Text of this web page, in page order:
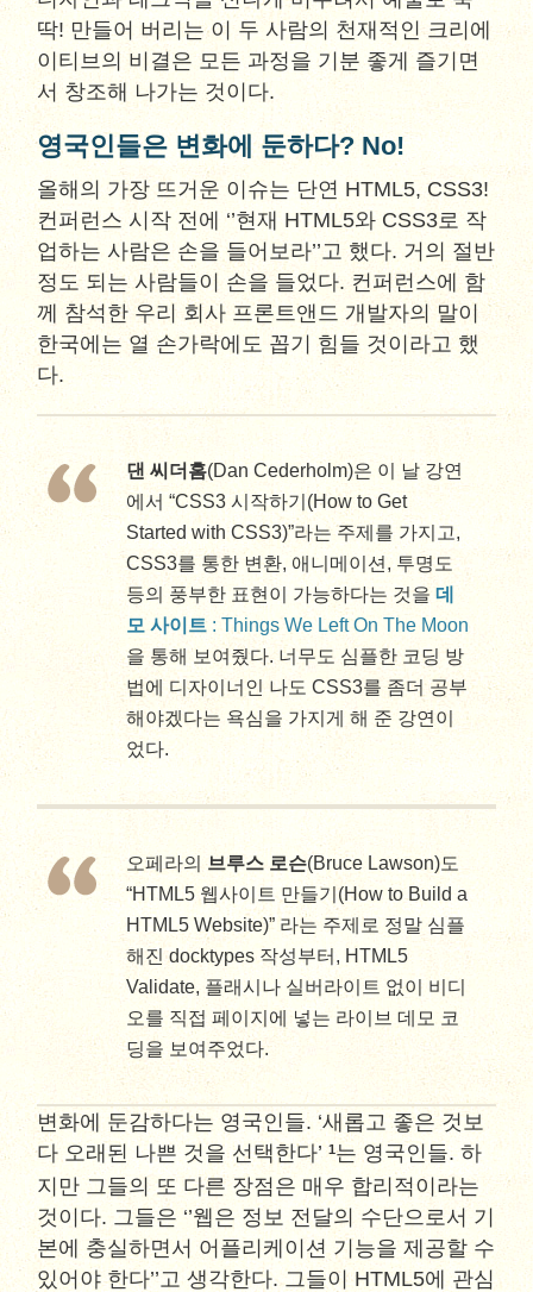
딱! 만들어 버리는 이 두 사람의 천재적인 크리에
이티브의 비결은 모든 과정을 기분 좋게 즐기면
서 창조해 나가는 것이다.
영국인들은 변화에 둔하다? No!
올해의 가장 뜨거운 이슈는 단연 HTML5, CSS3!
컨퍼런스 시작 전에 ‘’현재 HTML5와 CSS3로 작
업하는 사람은 손을 들어보라’’고 했다. 거의 절반
정도 되는 사람들이 손을 들었다. 컨퍼런스에 함
께 참석한 우리 회사 프론트앤드 개발자의 말이
한국에는 열 손가락에도 꼽기 힘들 것이라고 했
다.
댄 씨더홈(Dan Cederholm)은 이 날 강연
에서 “CSS3 시작하기(How to Get
Started with CSS3)”라는 주제를 가지고,
CSS3를 통한 변환, 애니메이션, 투명도
등의 풍부한 표현이 가능하다는 것을데
모 사이트 : Things We Left On The Moon
을 통해 보여줬다. 너무도 심플한 코딩 방
법에 디자이너인 나도 CSS3를 좀더 공부
해야겠다는 욕심을 가지게 해 준 강연이
었다.
오페라의브루스 로슨(Bruce Lawson)도
“HTML5 웹사이트 만들기(How to Build a
HTML5 Website)” 라는 주제로 정말 심플
해진 docktypes 작성부터, HTML5
Validate, 플래시나 실버라이트 없이 비디
오를 직접 페이지에 넣는 라이브 데모 코
딩을 보여주었다.
변화에 둔감하다는 영국인들. ‘새롭고 좋은 것보
다 오래된 나쁜 것을 선택한다’1는 영국인들. 하
지만 그들의 또 다른 장점은 매우 합리적이라는
것이다. 그들은 ‘’웹은 정보 전달의 수단으로서 기
본에 충실하면서 어플리케이션 기능을 제공할 수
있어야 한다’’고 생각한다. 그들이 HTML5에 관심